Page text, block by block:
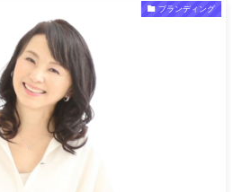
ブランディング